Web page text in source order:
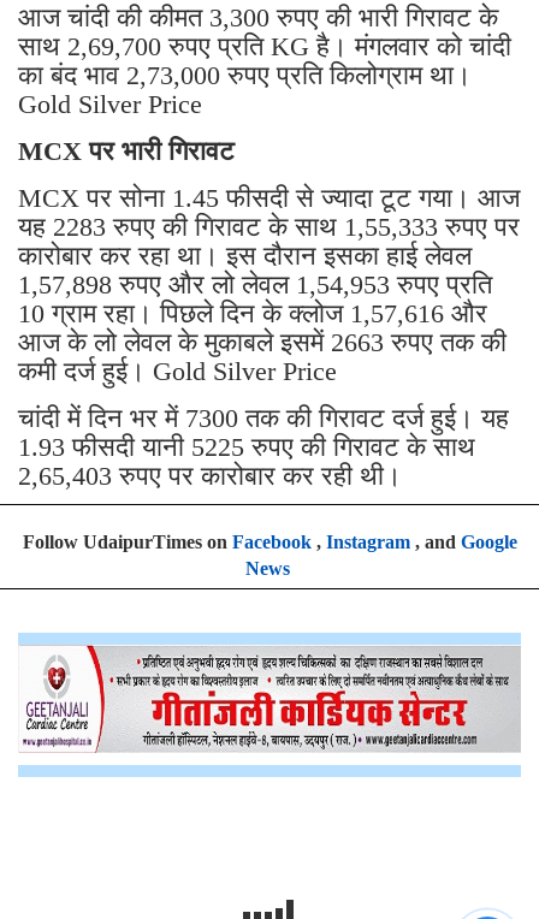
आज चांदी की कीमत 3,300 रुपए की भारी गिरावट के
साथ 2,69,700 रुपए प्रति KG है। मंगलवार को चांदी
का बंद भाव 2,73,000 रुपए प्रति किलोग्राम था।
Gold Silver Price
MCX पर भारी गिरावट
MCX पर सोना 1.45 फीसदी से ज्यादा टूट गया। आज
यह 2283 रुपए की गिरावट के साथ 1,55,333 रुपए पर
कारोबार कर रहा था। इस दौरान इसका हाई लेवल
1,57,898 रुपए और लो लेवल 1,54,953 रुपए प्रति
10 ग्राम रहा। पिछले दिन के क्लोज 1,57,616 और
आज के लो लेवल के मुकाबले इसमें 2663 रुपए तक की
कमी दर्ज हुई। Gold Silver Price
चांदी में दिन भर में 7300 तक की गिरावट दर्ज हुई। यह
1.93 फीसदी यानी 5225 रुपए की गिरावट के साथ
2,65,403 रुपए पर कारोबार कर रही थी।
Follow UdaipurTimes on Facebook, Instagram, and Google
News